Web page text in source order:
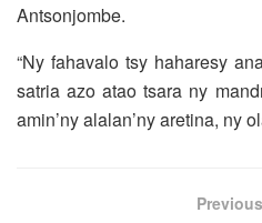
Antsonjombe.
“Ny fahavalo tsy haharesy
satria azo atao tsara ny
amin’ny alalan’ny aretina, ny